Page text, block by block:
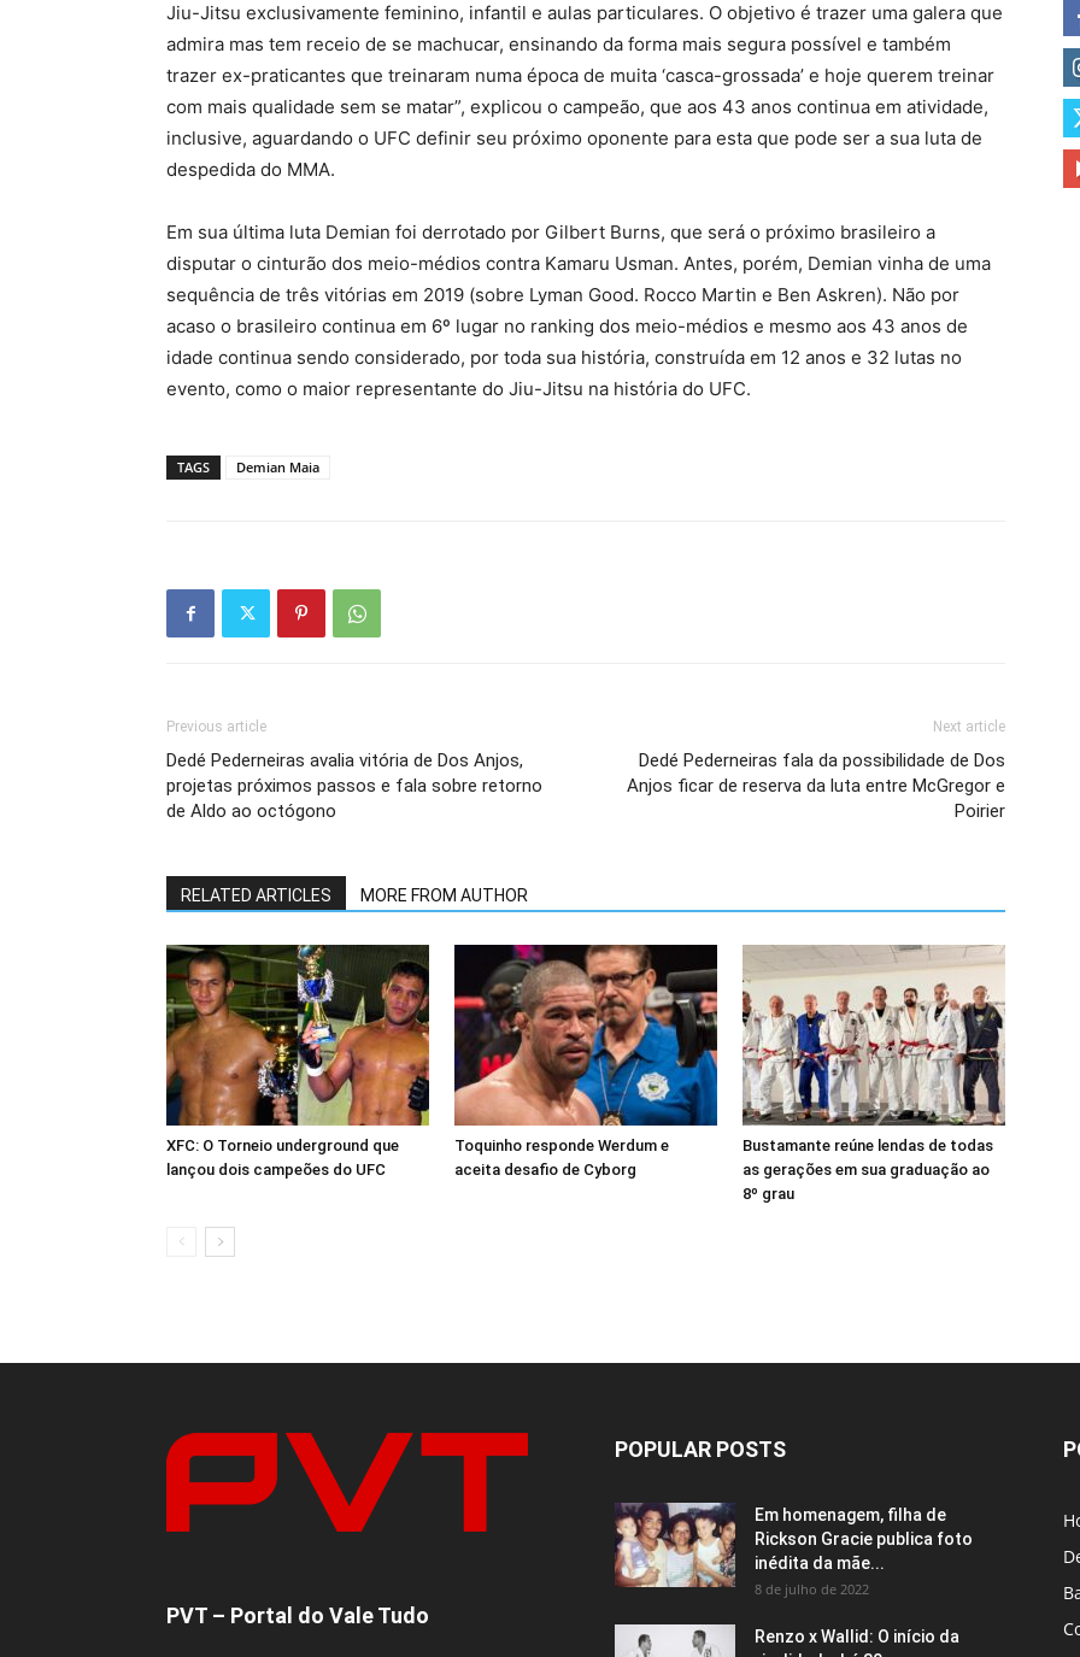
Jiu-Jitsu exclusivamente feminino, infantil e aulas particulares. O objetivo é trazer uma galera que
admira mas tem receio de se machucar, ensinando da forma mais segura possível e também
trazer ex-praticantes que treinaram numa época de muita ‘casca-grossada’ e hoje querem treinar
com mais qualidade sem se matar”, explicou o campeão, que aos 43 anos continua em atividade,
inclusive, aguardando o UFC definir seu próximo oponente para esta que pode ser a sua luta de
despedida do MMA.
Em sua última luta Demian foi derrotado por Gilbert Burns, que será o próximo brasileiro a
disputar o cinturão dos meio-médios contra Kamaru Usman. Antes, porém, Demian vinha de uma
sequência de três vitórias em 2019 (sobre Lyman Good. Rocco Martin e Ben Askren). Não por
acaso o brasileiro continua em 6º lugar no ranking dos meio-médios e mesmo aos 43 anos de
idade continua sendo considerado, por toda sua história, construída em 12 anos e 32 lutas no
evento, como o maior representante do Jiu-Jitsu na história do UFC.
TAGS Demian Maia
Previous article
Dedé Pederneiras avalia vitória de Dos Anjos,
projetas próximos passos e fala sobre retorno
de Aldo ao octógono
Next article
Dedé Pederneiras fala da possibilidade de Dos
Anjos ficar de reserva da luta entre McGregor e
Poirier
RELATED ARTICLES MORE FROM AUTHOR
XFC: O Torneio underground que
lançou dois campeões do UFC
Toquinho responde Werdum e
aceita desafio de Cyborg
Bustamante reúne lendas de todas
as gerações em sua graduação ao
8º grau
PVT – Portal do Vale Tudo
POPULAR POSTS
Em homenagem, filha de
Rickson Gracie publica foto
inédita da mãe...
8 de julho de 2022
Renzo x Wallid: O início da